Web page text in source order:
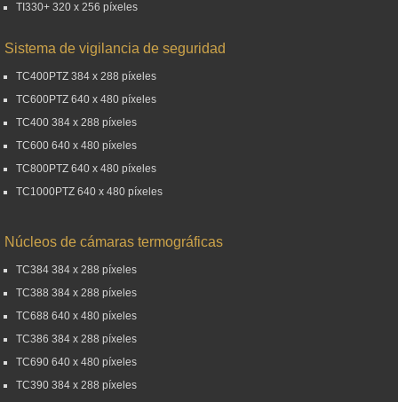
TI330+ 320 x 256 píxeles
Sistema de vigilancia de seguridad
TC400PTZ 384 x 288 píxeles
TC600PTZ 640 x 480 píxeles
TC400 384 x 288 píxeles
TC600 640 x 480 píxeles
TC800PTZ 640 x 480 píxeles
TC1000PTZ 640 x 480 píxeles
Núcleos de cámaras termográficas
TC384 384 x 288 píxeles
TC388 384 x 288 píxeles
TC688 640 x 480 píxeles
TC386 384 x 288 píxeles
TC690 640 x 480 píxeles
TC390 384 x 288 píxeles